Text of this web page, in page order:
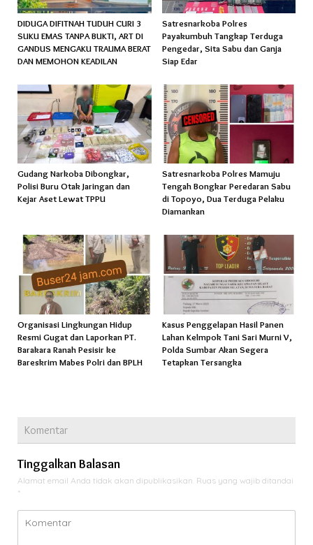
DIDUGA DIFITNAH TUDUH CURI 3
SUKU EMAS TANPA BUKTI, ART DI
GANDUS MENGAKU TRAUMA BERAT
DAN MEMOHON KEADILAN
Satresnarkoba Polres
Payakumbuh Tangkap Terduga
Pengedar, Sita Sabu dan Ganja
Siap Edar
Gudang Narkoba Dibongkar,
Polisi Buru Otak Jaringan dan
Kejar Aset Lewat TPPU
Satresnarkoba Polres Mamuju
Tengah Bongkar Peredaran Sabu
di Topoyo, Dua Terduga Pelaku
Diamankan
Organisasi Lingkungan Hidup
Resmi Gugat dan Laporkan PT.
Barakara Ranah Pesisir ke
Bareskrim Mabes Polri dan BPLH
Kasus Penggelapan Hasil Panen
Lahan Kelmpok Tani Sari Murni V,
Polda Sumbar Akan Segera
Tetapkan Tersangka
Komentar
Tinggalkan Balasan
Alamat email Anda tidak akan dipublikasikan. Ruas yang wajib ditandai
*